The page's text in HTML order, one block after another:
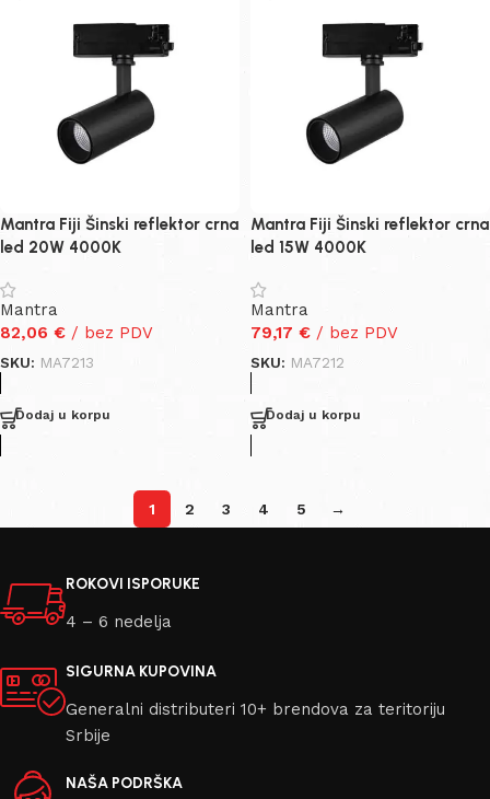
Mantra Fiji Šinski reflektor crna
led 20W 4000K
Mantra
82,06 € / bez PDV
SKU: MA7213
Dodaj u korpu
Mantra Fiji Šinski reflektor crna
led 15W 4000K
Mantra
79,17 € / bez PDV
SKU: MA7212
Dodaj u korpu
1 2 3 4 5 →
ROKOVI ISPORUKE
4 – 6 nedelja
SIGURNA KUPOVINA
Generalni distributeri 10+ brendova za teritoriju
Srbije
NAŠA PODRŠKA